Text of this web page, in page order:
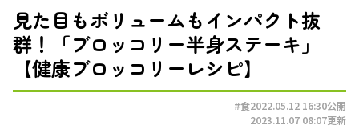
見た目もボリュームもインパクト抜
群！「ブロッコリー半身ステーキ」
【健康ブロッコリーレシピ】
#食2022.05.12 16:30公開
2023.11.07 08:07更新